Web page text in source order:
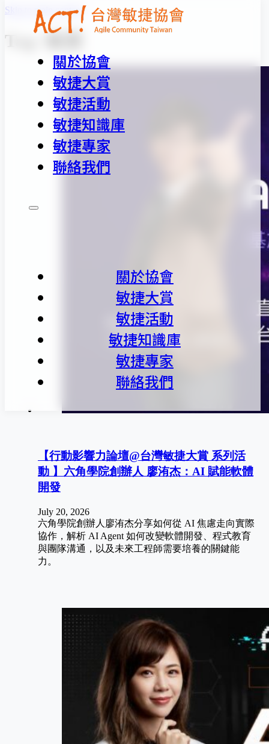
Skip to main content
關於協會
敏捷大賞
敏捷活動
敏捷知識庫
敏捷專家
聯絡我們
關於協會
敏捷大賞
敏捷活動
敏捷知識庫
敏捷專家
聯絡我們
Tag:
【行動影響力論壇@台灣敏捷大賞 系列活
動 】六角學院創辦人 廖洧杰：AI 賦能軟體
開發
July 20, 2026
六角學院創辦人廖洧杰分享如何從 AI 焦慮走向實際
協作，解析 AI Agent 如何改變軟體開發、程式教育
與團隊溝通，以及未來工程師需要培養的關鍵能
力。